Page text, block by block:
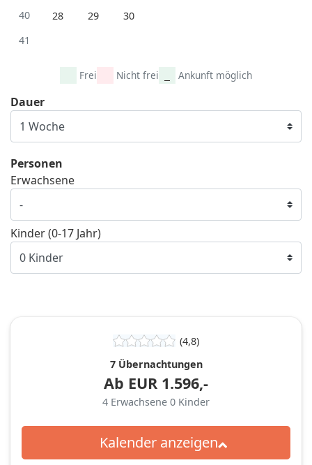
40
28 29
30
41
Frei Nicht frei Ankunft möglich
Dauer
Personen
Erwachsene
Kinder (0-17 Jahr)
(4,8)
7 Übernachtungen
Ab EUR 1.596,-
4 Erwachsene 0 Kinder
Kalender anzeigen